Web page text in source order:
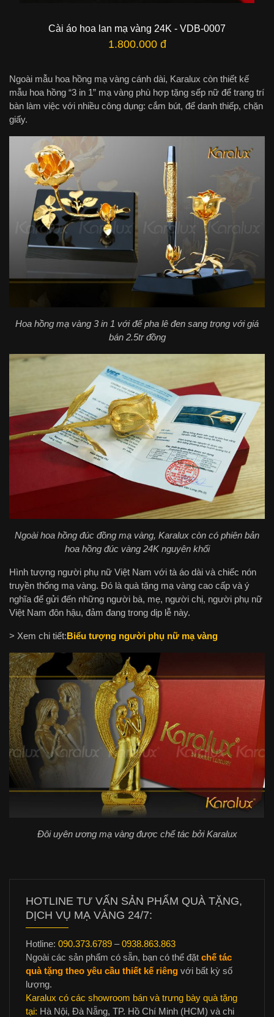
Cài áo hoa lan mạ vàng 24K - VDB-0007
1.800.000 đ
Ngoài mẫu hoa hồng mạ vàng cánh dài, Karalux còn thiết kế
mẫu hoa hồng “3 in 1” mạ vàng phù hợp tặng sếp nữ để trang trí
bàn làm việc với nhiều công dụng: cắm bút, để danh thiếp, chặn
giấy.
Hoa hồng mạ vàng 3 in 1 với đế pha lê đen sang trọng với giá
bán 2.5tr đồng
Ngoài hoa hồng đúc đồng mạ vàng, Karalux còn có phiên bản
hoa hồng đúc vàng 24K nguyên khối
Hình tượng người phụ nữ Việt Nam với tà áo dài và chiếc nón
truyền thống mạ vàng. Đó là quà tặng mạ vàng cao cấp và ý
nghĩa để gửi đến những người bà, mẹ, người chị, người phụ nữ
Việt Nam đôn hậu, đảm đang trong dịp lễ này.
> Xem chi tiết:Biểu tượng người phụ nữ mạ vàng
Đôi uyên ương mạ vàng được chế tác bởi Karalux
HOTLINE TƯ VẤN SẢN PHẨM QUÀ TẶNG,
DỊCH VỤ MẠ VÀNG 24/7:
Hotline: 090.373.6789 –0938.863.863
Ngoài các sản phẩm có sẵn, bạn có thể đặt chế tác
quà tặng theo yêu cầu thiết kế riêng với bất kỳ số
lượng.
Karalux có các showroom bán và trưng bày quà tặng
tại: Hà Nội, Đà Nẵng, TP. Hồ Chí Minh (HCM) và chi